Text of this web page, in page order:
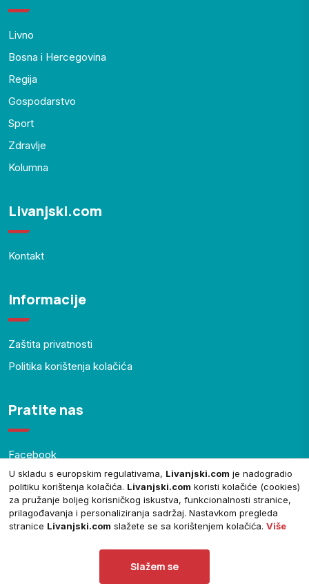
Livno
Bosna i Hercegovina
Regija
Gospodarstvo
Sport
Zdravlje
Kolumna
Livanjski.com
Kontakt
Informacije
Zaštita privatnosti
Politika korištenja kolačića
Pratite nas
Facebook
YouTube
© Copyright 2024.Livanjski.com. Sva prava zadržana.
ThemeGenix| Powered by
U skladu s europskim regulativama, Livanjski.com je nadogradio
politiku korištenja kolačića. Livanjski.com koristi kolačiće (cookies)
za pružanje boljeg korisničkog iskustva, funkcionalnosti stranice,
prilagođavanja i personaliziranja sadržaj. Nastavkom pregleda
stranice Livanjski.com slažete se sa korištenjem kolačića. Više
Slažem se